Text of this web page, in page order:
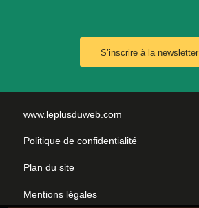
S’inscrire à la newsletter
www.leplusduweb.com
Politique de confidentialité
Plan du site
Mentions légales